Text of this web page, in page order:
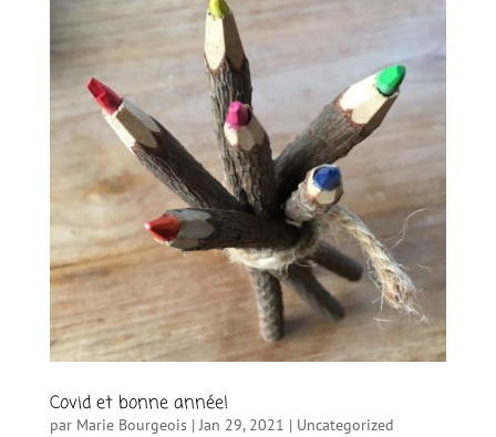
Covid et bonne année!
par Marie Bourgeois|Jan 29, 2021 | Uncategorized